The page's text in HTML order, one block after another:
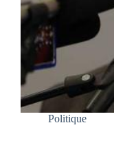
Politique